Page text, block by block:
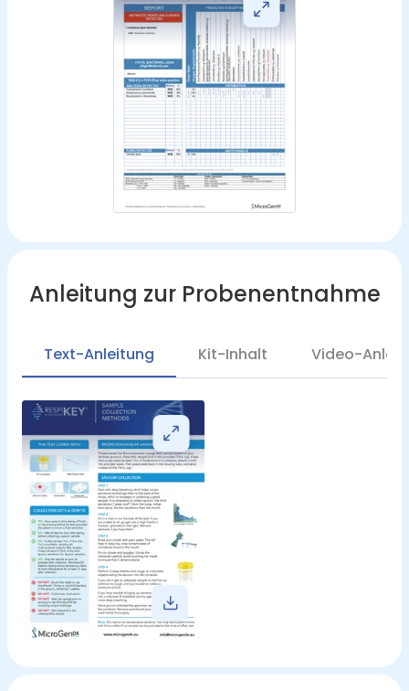
Anleitung zur Probenentnahme
Text-Anleitung Kit-Inhalt Video-